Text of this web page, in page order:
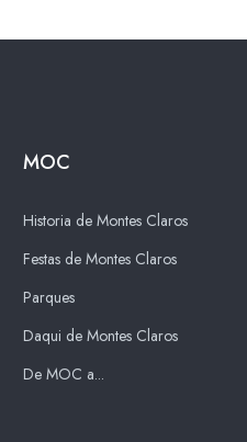
MOC
Historia de Montes Claros
Festas de Montes Claros
Parques
Daqui de Montes Claros
De MOC a...